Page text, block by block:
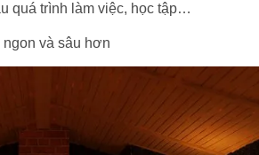
quá trình làm việc, học tập…
và sâu hơn